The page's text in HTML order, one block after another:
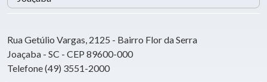
Rua Getúlio Vargas, 2125 - Bairro Flor da Serra
Joaçaba - SC - CEP 89600-000
Telefone (49) 3551-2000